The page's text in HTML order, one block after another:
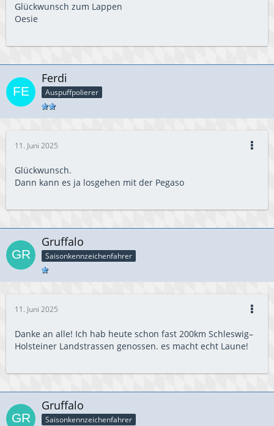
Glückwunsch zum Lappen
Oesie
Ferdi
Auspuffpolierer
11. Juni 2025
Glückwunsch.
Dann kann es ja losgehen mit der Pegaso
Gruffalo
Saisonkennzeichenfahrer
11. Juni 2025
Danke an alle! Ich hab heute schon fast 200km Schleswig–
Holsteiner Landstrassen genossen. es macht echt Laune!
Gruffalo
Saisonkennzeichenfahrer